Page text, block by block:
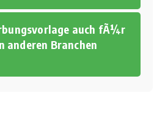
auch fÃ¼r
anderen Branchen